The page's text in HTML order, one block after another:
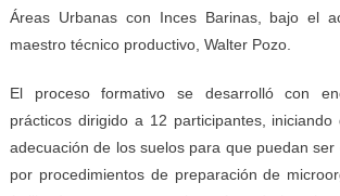
Áreas Urbanas con Inces Barinas, bajo el
maestro técnico productivo, Walter Pozo.
El proceso formativo se desarrolló con
prácticos dirigido a 12 participantes,
adecuación de los suelos para que puedan
por procedimientos de preparación de